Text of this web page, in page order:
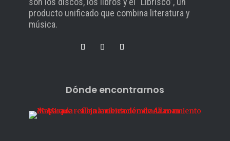
producto unificado que combina literatura y
música.
Dónde encontrarnos